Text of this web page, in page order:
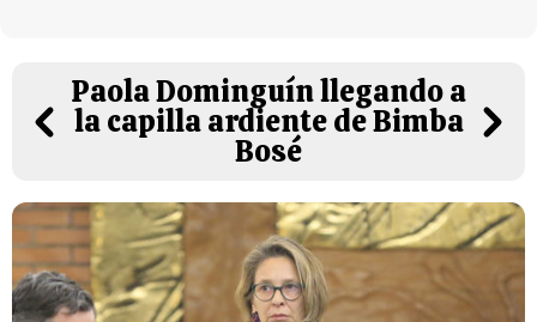
Paola Dominguín llegando a
la capilla ardiente de Bimba
Bosé